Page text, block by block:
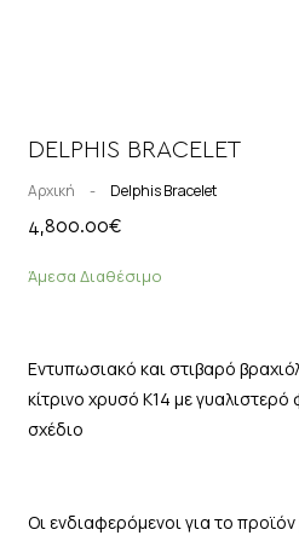
DELPHIS BRACELET
Αρχική - Delphis Bracelet
4,800.00€
Άμεσα Διαθέσιμο
Εντυπωσιακό και στιβαρό
κίτρινο χρυσό Κ14 με γυαλιστερό
σχέδιο
Οι ενδιαφερόμενοι για το